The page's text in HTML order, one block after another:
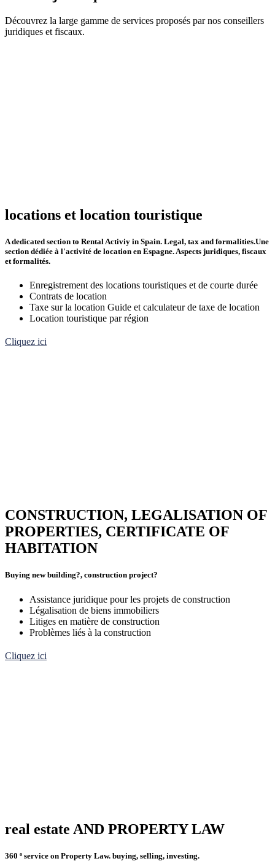
Découvrez la large gamme de services proposés par nos conseillers
juridiques et fiscaux.
locations et location touristique
A dedicated section to Rental Activiy in Spain. Legal, tax and formalities.Une
section dédiée à l'activité de location en Espagne. Aspects juridiques, fiscaux
et formalités.
Enregistrement des locations touristiques et de courte durée
Contrats de location
Taxe sur la location Guide et calculateur de taxe de location
Location touristique par région
Cliquez ici
CONSTRUCTION, LEGALISATION OF
PROPERTIES, CERTIFICATE OF
HABITATION
Buying new building?, construction project?
Assistance juridique pour les projets de construction
Légalisation de biens immobiliers
Litiges en matière de construction
Problèmes liés à la construction
Cliquez ici
real estate AND PROPERTY LAW
360 º service on Property Law. buying, selling, investing.